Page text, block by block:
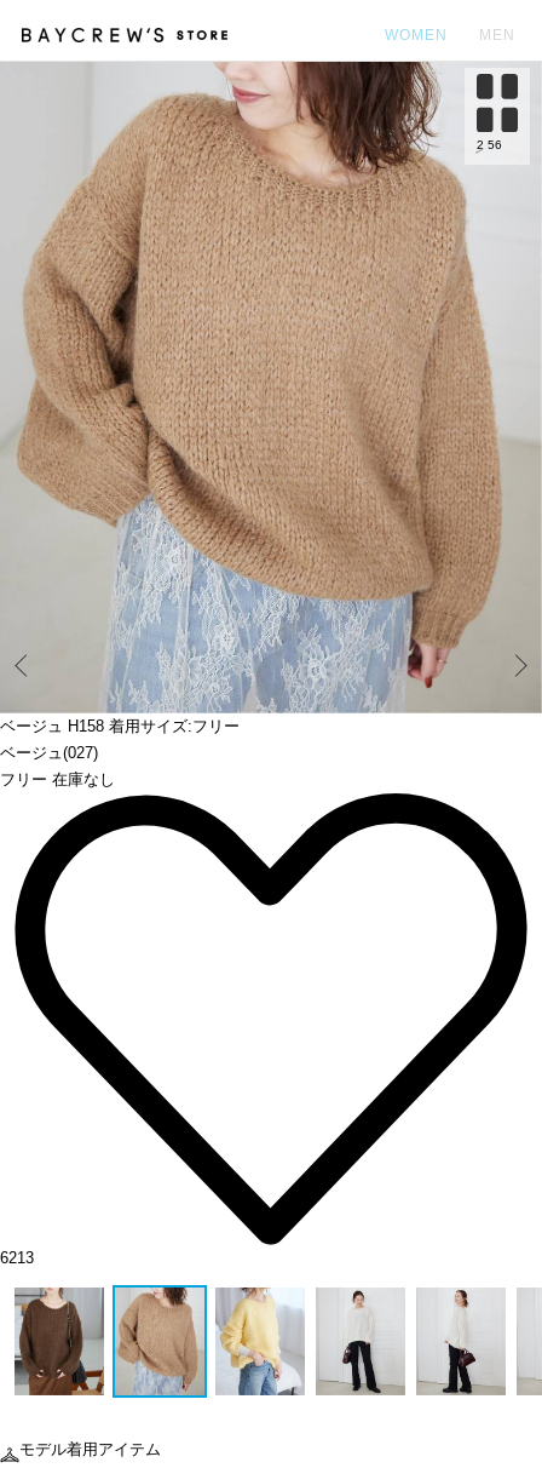
WOMEN MEN
ベージュ H158 着用サイズ:フリー
ベージュ(027)
フリー 在庫なし
2 56
6213
モデル着用アイテム